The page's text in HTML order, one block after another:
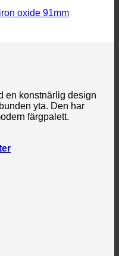
en konstnärlig design
yta. Den har
färgpalett.